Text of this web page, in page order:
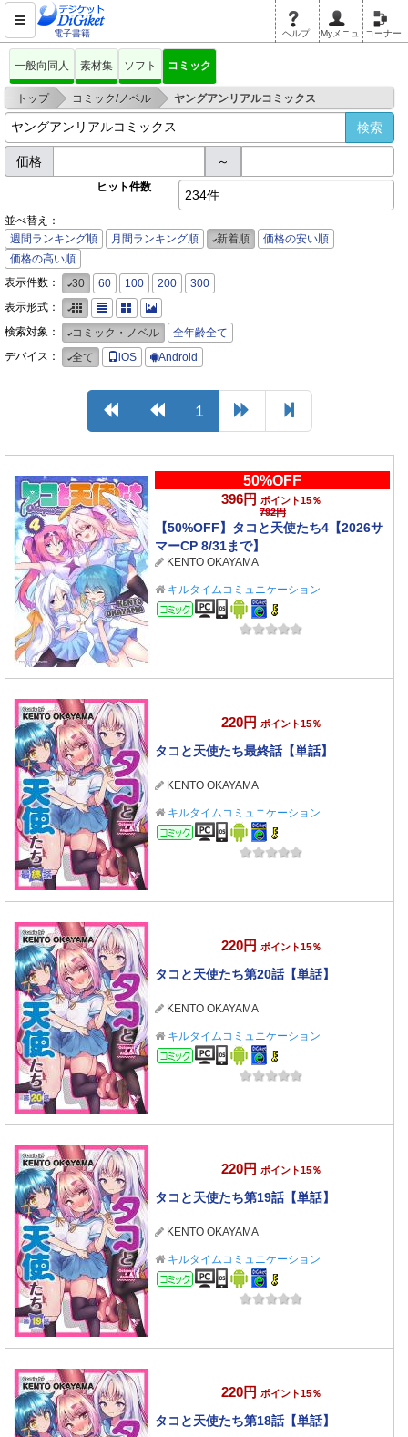
電子書籍 ヘルプ Myメニュ コーナー
一般向同人 素材集 ソフト コミック
トップ > コミック/ノベル > ヤングアンリアルコミックス
価格 ～
ヒット件数
234件
並べ替え：
週間ランキング順
月間ランキング順 新着順
価格の安い順
価格の高い順
表示件数：
30 60 100 200
300
表示形式：
検索対象：
コミック・ノベル
全年齢全て
デバイス：
全て iOS Android
1
50%OFF
396円 ポイント15％
792円
【50%OFF】タコと天使たち4【2026サ
マーCP 8/31まで】
KENTO OKAYAMA
キルタイムコミュニケーション
コミック
220円 ポイント15％
タコと天使たち最終話【単話】
KENTO OKAYAMA
キルタイムコミュニケーション
コミック
220円 ポイント15％
タコと天使たち第20話【単話】
KENTO OKAYAMA
キルタイムコミュニケーション
コミック
220円 ポイント15％
タコと天使たち第19話【単話】
KENTO OKAYAMA
キルタイムコミュニケーション
コミック
220円 ポイント15％
タコと天使たち第18話【単話】